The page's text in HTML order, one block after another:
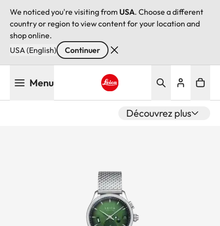
We noticed you're visiting from USA. Choose a different
country or region to view content for your location and
shop online.
USA (English)
Continuer
Menu
Découvrez plus